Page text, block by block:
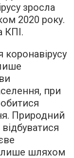
зросла
2020 року.
КПІ.
при
Природний
шляхом